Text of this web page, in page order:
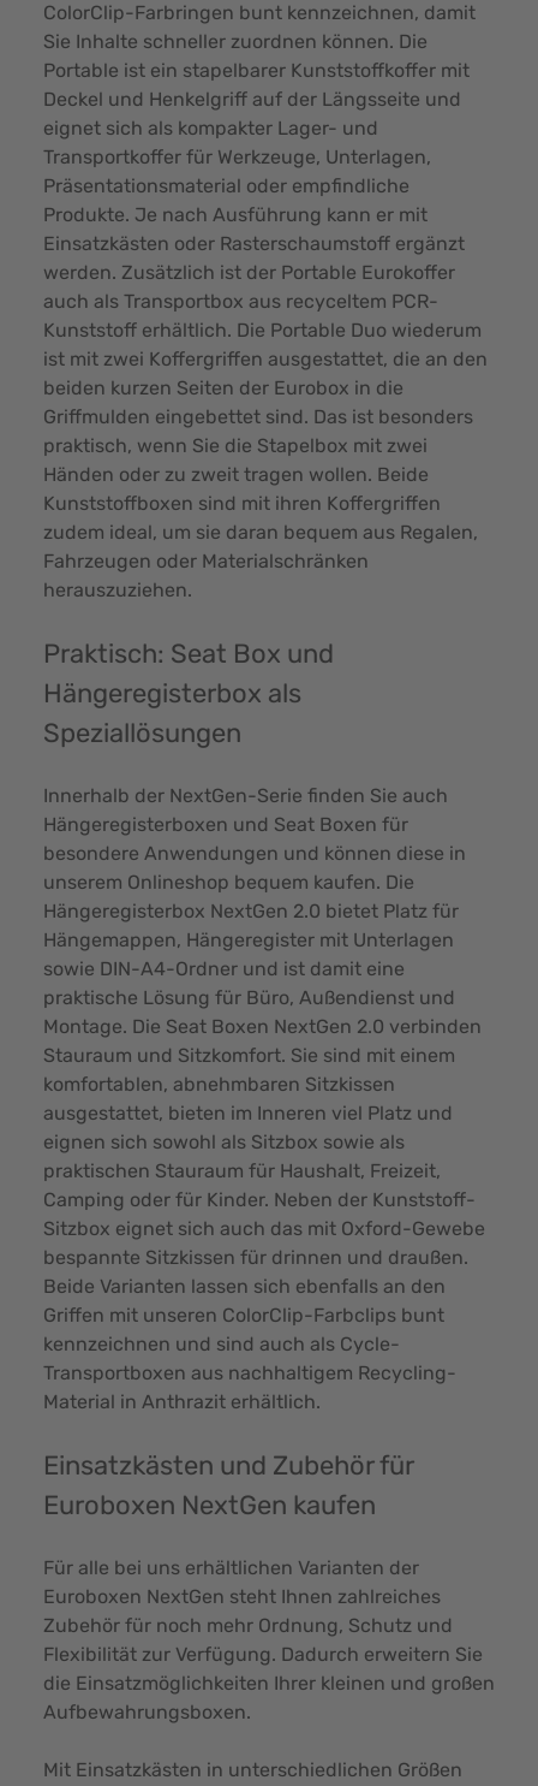
ColorClip-Farbringen bunt kennzeichnen, damit
Sie Inhalte schneller zuordnen können. Die
Portable ist ein stapelbarer Kunststoffkoffer mit
Deckel und Henkelgriff auf der Längsseite und
eignet sich als kompakter Lager- und
Transportkoffer für Werkzeuge, Unterlagen,
Präsentationsmaterial oder empfindliche
Produkte. Je nach Ausführung kann er mit
Einsatzkästen oder Rasterschaumstoff ergänzt
werden. Zusätzlich ist der Portable Eurokoffer
auch als Transportbox aus recyceltem PCR-
Kunststoff erhältlich. Die Portable Duo wiederum
ist mit zwei Koffergriffen ausgestattet, die an den
beiden kurzen Seiten der Eurobox in die
Griffmulden eingebettet sind. Das ist besonders
praktisch, wenn Sie die Stapelbox mit zwei
Händen oder zu zweit tragen wollen. Beide
Kunststoffboxen sind mit ihren Koffergriffen
zudem ideal, um sie daran bequem aus Regalen,
Fahrzeugen oder Materialschränken
herauszuziehen.
Praktisch: Seat Box und
Hängeregisterbox als
Speziallösungen
Innerhalb der NextGen-Serie finden Sie auch
Hängeregisterboxen und Seat Boxen für
besondere Anwendungen und können diese in
unserem Onlineshop bequem kaufen. Die
Hängeregisterbox NextGen 2.0 bietet Platz für
Hängemappen, Hängeregister mit Unterlagen
sowie DIN-A4-Ordner und ist damit eine
praktische Lösung für Büro, Außendienst und
Montage. Die Seat Boxen NextGen 2.0 verbinden
Stauraum und Sitzkomfort. Sie sind mit einem
komfortablen, abnehmbaren Sitzkissen
ausgestattet, bieten im Inneren viel Platz und
eignen sich sowohl als Sitzbox sowie als
praktischen Stauraum für Haushalt, Freizeit,
Camping oder für Kinder. Neben der Kunststoff-
Sitzbox eignet sich auch das mit Oxford-Gewebe
bespannte Sitzkissen für drinnen und draußen.
Beide Varianten lassen sich ebenfalls an den
Griffen mit unseren ColorClip-Farbclips bunt
kennzeichnen und sind auch als Cycle-
Transportboxen aus nachhaltigem Recycling-
Material in Anthrazit erhältlich.
Einsatzkästen und Zubehör für
Euroboxen NextGen kaufen
Für alle bei uns erhältlichen Varianten der
Euroboxen NextGen steht Ihnen zahlreiches
Zubehör für noch mehr Ordnung, Schutz und
Flexibilität zur Verfügung. Dadurch erweitern Sie
die Einsatzmöglichkeiten Ihrer kleinen und großen
Aufbewahrungsboxen.
Mit Einsatzkästen in unterschiedlichen Größen